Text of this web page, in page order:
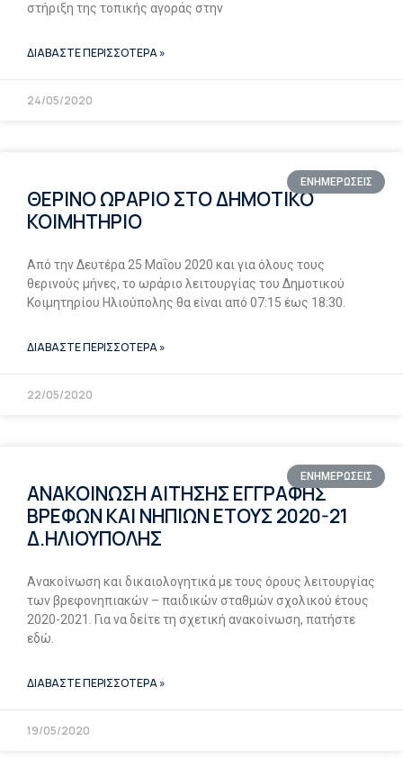
στήριξη της τοπικής αγοράς στην
ΔΙΑΒΑΣΤΕ ΠΕΡΙΣΣΟΤΕΡΑ »
24/05/2020
ΕΝΗΜΕΡΩΣΕΙΣ
ΘΕΡΙΝΟ ΩΡΑΡΙΟ ΣΤΟ ΔΗΜΟΤΙΚΟ
ΚΟΙΜΗΤΗΡΙΟ
Από την Δευτέρα 25 Μαΐου 2020 και για όλους τους
θερινούς μήνες, το ωράριο λειτουργίας του Δημοτικού
Κοιμητηρίου Ηλιούπολης θα είναι από 07:15 έως 18:30.
ΔΙΑΒΑΣΤΕ ΠΕΡΙΣΣΟΤΕΡΑ »
22/05/2020
ΕΝΗΜΕΡΩΣΕΙΣ
ΑΝΑΚΟΙΝΩΣΗ ΑΙΤΗΣΗΣ ΕΓΓΡΑΦΗΣ
ΒΡΕΦΩΝ ΚΑΙ ΝΗΠΙΩΝ ΕΤΟΥΣ 2020-21
Δ.ΗΛΙΟΥΠΟΛΗΣ
Ανακοίνωση και δικαιολογητικά με τους όρους λειτουργίας
των βρεφονηπιακών – παιδικών σταθμών σχολικού έτους
2020-2021. Για να δείτε τη σχετική ανακοίνωση, πατήστε
εδώ.
ΔΙΑΒΑΣΤΕ ΠΕΡΙΣΣΟΤΕΡΑ »
19/05/2020